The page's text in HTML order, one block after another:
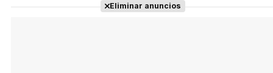
Eliminar anuncios